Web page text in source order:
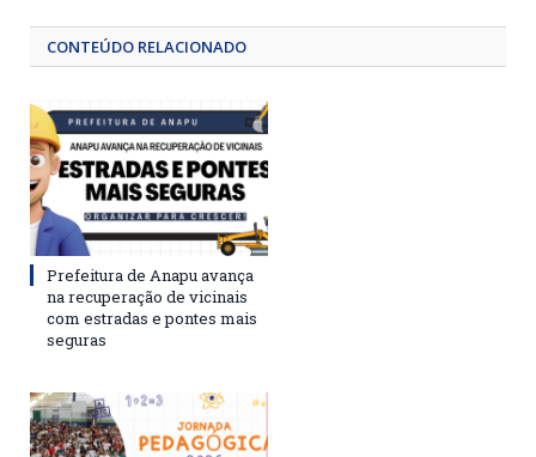
CONTEÚDO RELACIONADO
Prefeitura de Anapu avança
na recuperação de vicinais
com estradas e pontes mais
seguras